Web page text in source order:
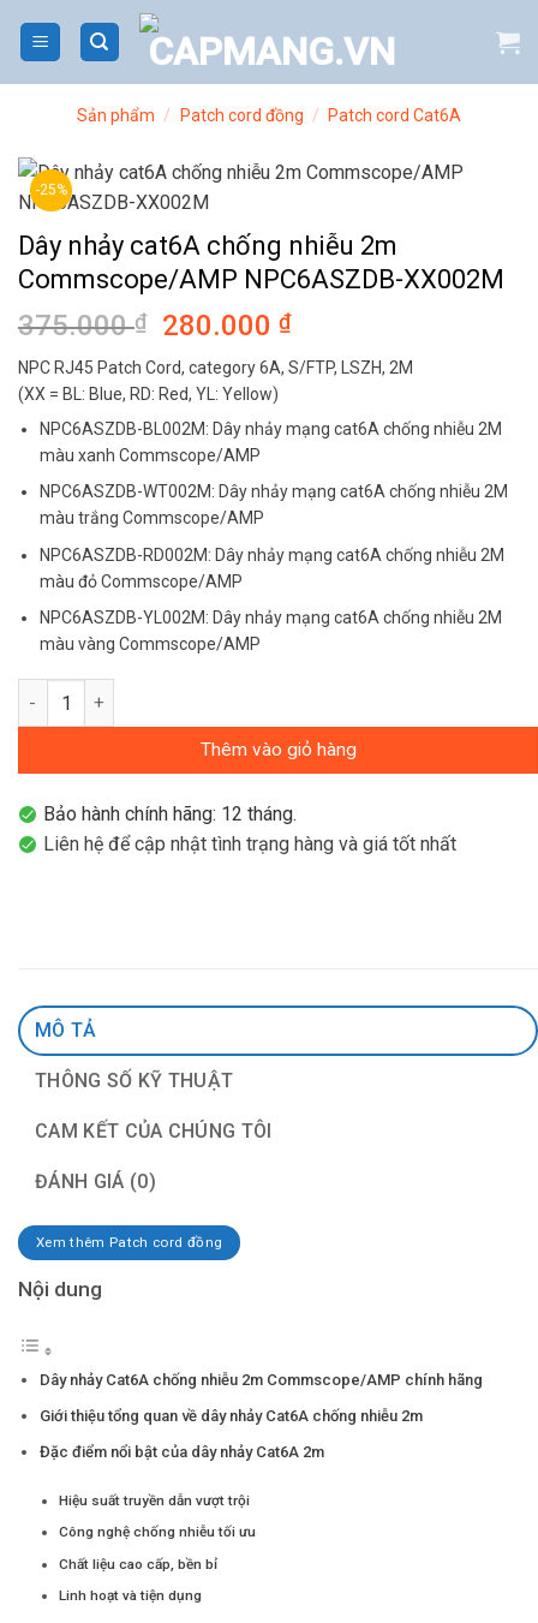
Sản phẩm / Patch cord đồng / Patch cord Cat6A
-25%
Dây nhảy cat6A chống nhiễu 2m
Commscope/AMP NPC6ASZDB-XX002M
375.000₫
Giá
gốc
là:
375.000 ₫.
280.000₫Giá
hiện
tại
280.000 ₫.
NPC RJ45 Patch Cord, category 6A, S/FTP, LSZH, 2M
(XX = BL: Blue, RD: Red, YL: Yellow)
NPC6ASZDB-BL002M: Dây nhảy mạng cat6A chống nhiễu 2M
màu xanh Commscope/AMP
NPC6ASZDB-WT002M: Dây nhảy mạng cat6A chống nhiễu 2M
màu trắng Commscope/AMP
NPC6ASZDB-RD002M: Dây nhảy mạng cat6A chống nhiễu 2M
màu đỏ Commscope/AMP
NPC6ASZDB-YL002M: Dây nhảy mạng cat6A chống nhiễu 2M
màu vàng Commscope/AMP
Dây nhảy cat6A chống nhiễu 2m Commscope/AMP
Thêm vào giỏ hàng
Bảo hành chính hãng: 12 tháng.
Liên hệ để cập nhật tình trạng hàng và giá tốt nhất
MÔ TẢ
THÔNG SỐ KỸ THUẬT
CAM KẾT CỦA CHÚNG TÔI
ĐÁNH GIÁ (0)
Xem thêm Patch cord đồng
Nội dung
Dây nhảy Cat6A chống nhiễu 2m Commscope/AMP chính hãng
Giới thiệu tổng quan về dây nhảy Cat6A chống nhiễu 2m
Đặc điểm nổi bật của dây nhảy Cat6A 2m
Hiệu suất truyền dẫn vượt trội
Công nghệ chống nhiễu tối ưu
Chất liệu cao cấp, bền bỉ
Linh hoạt và tiện dụng